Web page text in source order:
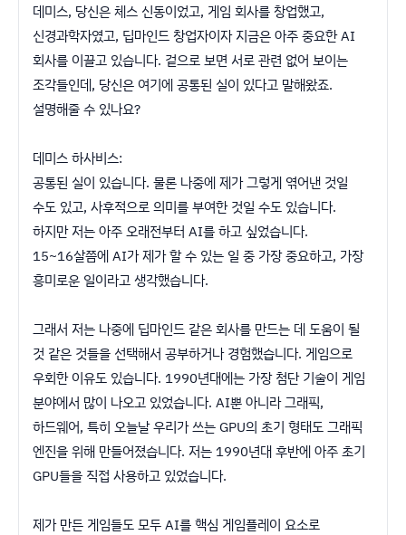
데미스, 당신은 체스 신동이었고, 게임 회사를 창업했고,
신경과학자였고, 딥마인드 창업자이자 지금은 아주 중요한 AI
회사를 이끌고 있습니다. 겉으로 보면 서로 관련 없어 보이는
조각들인데, 당신은 여기에 공통된 실이 있다고 말해왔죠.
설명해줄 수 있나요?
데미스 하사비스:
공통된 실이 있습니다. 물론 나중에 제가 그렇게 엮어낸 것일
수도 있고, 사후적으로 의미를 부여한 것일 수도 있습니다.
하지만 저는 아주 오래전부터 AI를 하고 싶었습니다.
15~16살쯤에 AI가 제가 할 수 있는 일 중 가장 중요하고, 가장
흥미로운 일이라고 생각했습니다.
그래서 저는 나중에 딥마인드 같은 회사를 만드는 데 도움이 될
것 같은 것들을 선택해서 공부하거나 경험했습니다. 게임으로
우회한 이유도 있습니다. 1990년대에는 가장 첨단 기술이 게임
분야에서 많이 나오고 있었습니다. AI뿐 아니라 그래픽,
하드웨어, 특히 오늘날 우리가 쓰는 GPU의 초기 형태도 그래픽
엔진을 위해 만들어졌습니다. 저는 1990년대 후반에 아주 초기
GPU들을 직접 사용하고 있었습니다.
제가 만든 게임들도 모두 AI를 핵심 게임플레이 요소로